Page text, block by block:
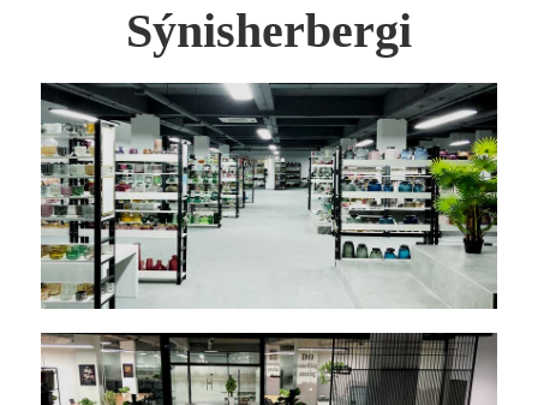
Sýnisherbergi